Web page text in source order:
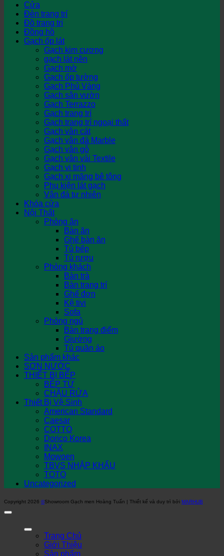
Cửa
Đèn trang trí
Đồ trang trí
Đồng hồ
Gạch ốp lát
Gạch kim cương
gạch lát nền
Gạch mờ
Gạch ốp tường
Gạch Phủ Vàng
Gạch sân vườn
Gạch Terrazzo
Gạch trang trí
Gạch trang trí ngoại thất
Gạch vân cát
Gạch vân đá Marble
Gạch vân gỗ
Gạch vân vải Textile
Gạch vi tinh
Gạch xi măng bê tông
Phụ kiện lát gạch
Vân đá tự nhiên
Khóa cửa
Nội Thất
Phòng ăn
Bàn ăn
Ghế bàn ăn
Tủ bếp
Tủ rượu
Phòng khách
Bàn trà
Bàn trang trí
Ghế đơn
Kệ tivi
Sofa
Phòng ngủ
Bàn trang điểm
Giường
Tủ quần áo
Sản phẩm khác
SƠN NƯỚC
THIẾT BỊ BẾP
BẾP TỪ
CHẬU RỬA
Thiết Bị Vệ Sinh
American Standard
Caesar
COTTO
Dorico Korea
INAX
Mowoen
TBVS NHẬP KHẨU
TOTO
Uncategorized
Copyright 2026 ©Showroom Gạch men Hoàng Tuấn | Thiết kế và duy trì bởi MARHUB
Trang Chủ
Giới Thiệu
Sản phẩm